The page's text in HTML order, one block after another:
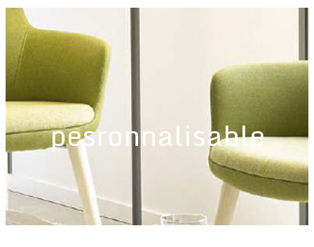
pesronnalisable